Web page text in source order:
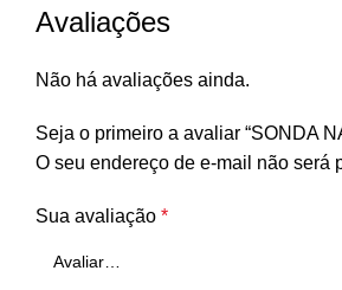
Avaliações
Não há avaliações ainda.
Seja o primeiro a avaliar “SONDA
O seu endereço de e-mail não será
Sua avaliação *